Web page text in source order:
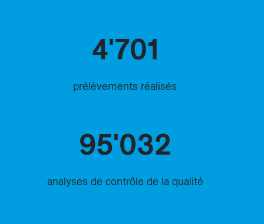
4'701
prélèvements réalisés
95'032
analyses de contrôle de la qualité